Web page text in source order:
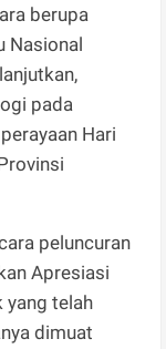
berupa
Nasional
pada
Hari
peluncuran
Apresiasi
yang telah
dimuat